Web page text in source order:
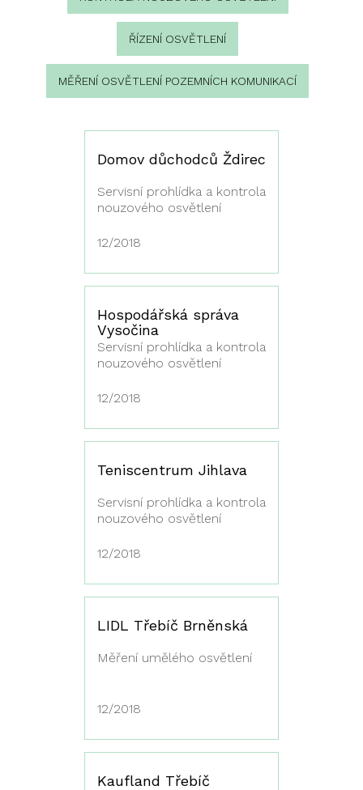
ŘÍZENÍ OSVĚTLENÍ
MĚŘENÍ OSVĚTLENÍ POZEMNÍCH KOMUNIKACÍ
Domov důchodců Ždirec
Servisní prohlídka a kontrola
nouzového osvětlení
12/2018
Hospodářská správa
Vysočina
Servisní prohlídka a kontrola
nouzového osvětlení
12/2018
Teniscentrum Jihlava
Servisní prohlídka a kontrola
nouzového osvětlení
12/2018
LIDL Třebíč Brněnská
Měření umělého osvětlení
12/2018
Kaufland Třebíč